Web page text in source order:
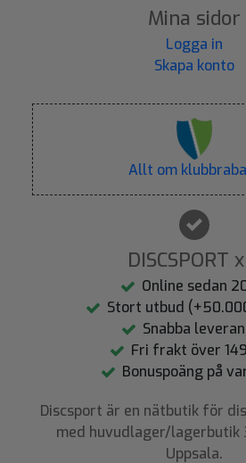
Mina sidor
Logga in
Skapa konto
Allt om
DISCSPORT
Online sedan
Stort utbud
Snabba
Fri frakt över
Bonuspoäng på
Discsport är en nätbutik för
med huvudlager/lagerbutik
Uppsala.